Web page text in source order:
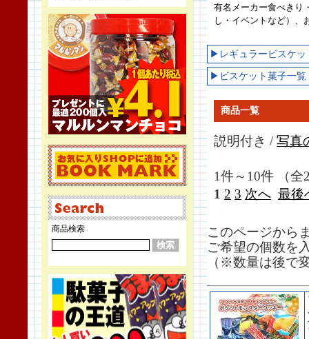
商品検索
有名メーカー食べきり
し・イベントなど）、
▶レギュラービスケッ
▶ビスケット菓子一覧
商品一覧
説明付き /写真
1件～10件 （
1 2 3 次へ 最後
このページから
ご希望の個数を
（※数量は後で